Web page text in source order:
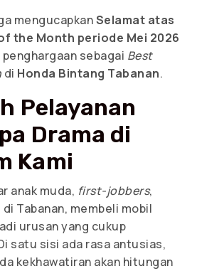
mengucapkanSelamat atas
the Month periode Mei 2026
penghargaan sebagai Best
di Honda Bintang Tabanan.
Pelayanan
Drama di
Kami
anak muda, first-jobbers,
Tabanan, membeli mobil
urusan yang cukup
satu sisi ada rasa antusias,
kekhawatiran akan hitungan